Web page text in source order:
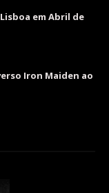
em Abril de
Iron Maiden ao